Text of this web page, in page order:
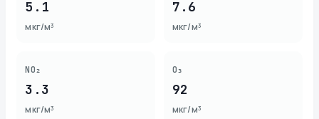
5.1
мкг/м³
7.6
мкг/м³
NO₂
3.3
мкг/м³
O₃
92
мкг/м³